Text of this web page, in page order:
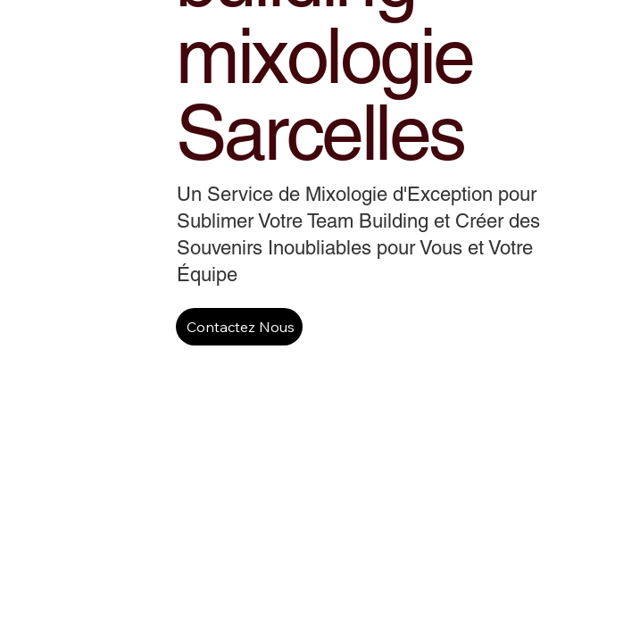
mixologie
Sarcelles
Un Service de Mixologie d'Exception pour
Sublimer Votre Team Building et Créer des
Souvenirs Inoubliables pour Vous et Votre
Équipe
Contactez Nous